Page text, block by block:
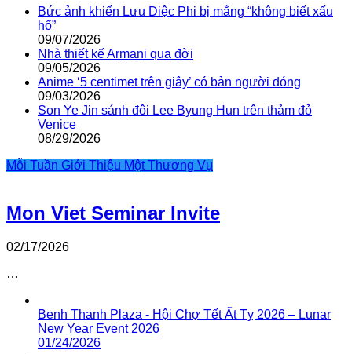
Bức ảnh khiến Lưu Diệc Phi bị mắng “không biết xấu
hổ”
09/07/2026
Nhà thiết kế Armani qua đời
09/05/2026
Anime ‘5 centimet trên giây’ có bản người đóng
09/03/2026
Son Ye Jin sánh đôi Lee Byung Hun trên thảm đỏ
Venice
08/29/2026
Mỗi Tuần Giới Thiệu Một Thương Vụ
Mon Viet Seminar Invite
02/17/2026
…
Benh Thanh Plaza - Hội Chợ Tết Ất Tỵ 2026 – Lunar
New Year Event 2026
01/24/2026